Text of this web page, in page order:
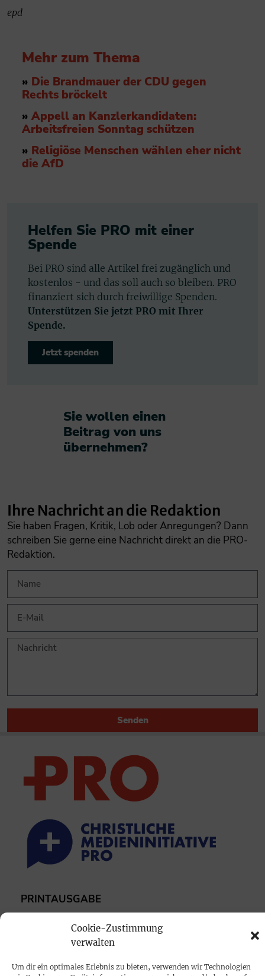
Cookie-Zustimmung
verwalten
Um dir ein optimales Erlebnis zu bieten, verwenden wir Technologien
epd
Mehr zum Thema
» Die Brandmauer der CDU gegen
Rechts bröckelt
» Appell an Kanzlerkandidaten:
Arbeitsfreien Sonntag schützen
» Religiöse Menschen wählen eher nicht
die AfD
Helfen Sie PRO mit einer
Spende
Bei PRO sind alle Artikel frei zugänglich und
kostenlos - und das soll auch so bleiben. PRO
finanziert sich durch freiwillige Spenden.
Unterstützen Sie jetzt PRO mit Ihrer
Spende.
Jetzt spenden
Sie wollen einen
Beitrag von uns
übernehmen?​
Ihre Nachricht an die Redaktion
Sie haben Fragen, Kritik, Lob oder Anregungen? Dann
schreiben Sie gerne eine Nachricht direkt an die PRO-
Redaktion.
Senden
PRINTAUSGABE
Impressum